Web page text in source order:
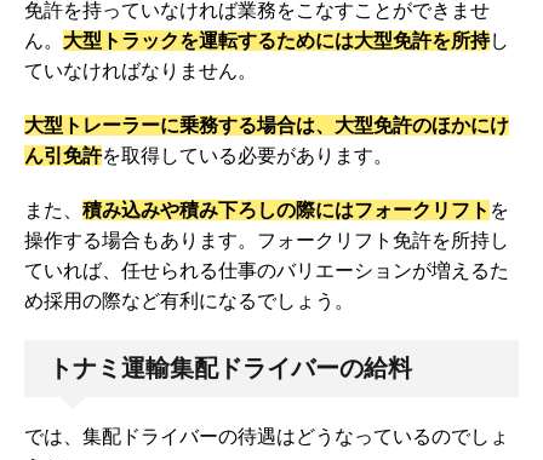
免許を持っていなければ業務をこなすことができませ
ん。 大型トラックを運転するためには大型免許を所持し
ていなければなりません。
大型トレーラーに乗務する場合は、大型免許のほかにけ
ん引免許を取得している必要があります。
また、 積み込みや積み下ろしの際にはフォークリフト を
操作する場合もあります。フォークリフト免許を所持し
ていれば、任せられる仕事のバリエーションが増えるた
め採用の際など有利になるでしょう。
トナミ運輸集配ドライバーの給料
では、集配ドライバーの待遇はどうなっているのでしょ